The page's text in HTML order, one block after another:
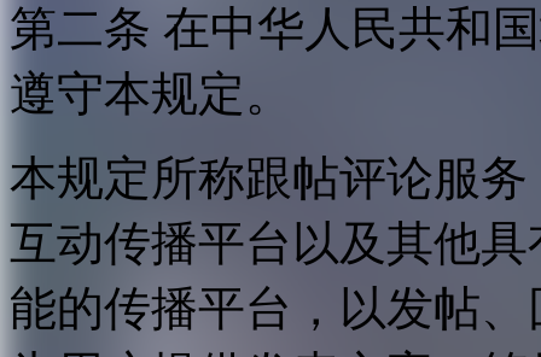
第二条 在中华人民共和
遵守本规定。
本规定所称跟帖评论服
互动传播平台以及其他
能的传播平台，以发帖